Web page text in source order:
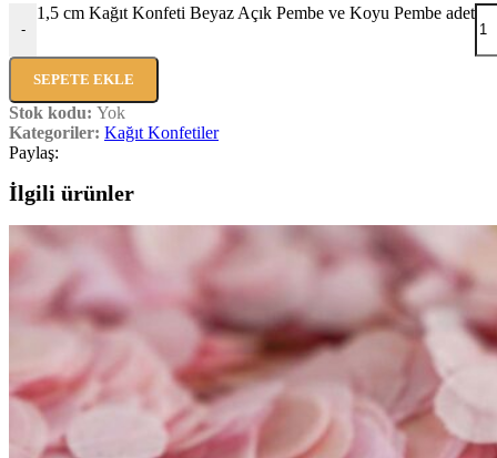
-
1,5 cm Kağıt Konfeti Beyaz Açık Pembe ve Koyu Pembe adet
SEPETE EKLE
Stok kodu: Yok
Kategoriler: Kağıt Konfetiler
Paylaş:
İlgili ürünler